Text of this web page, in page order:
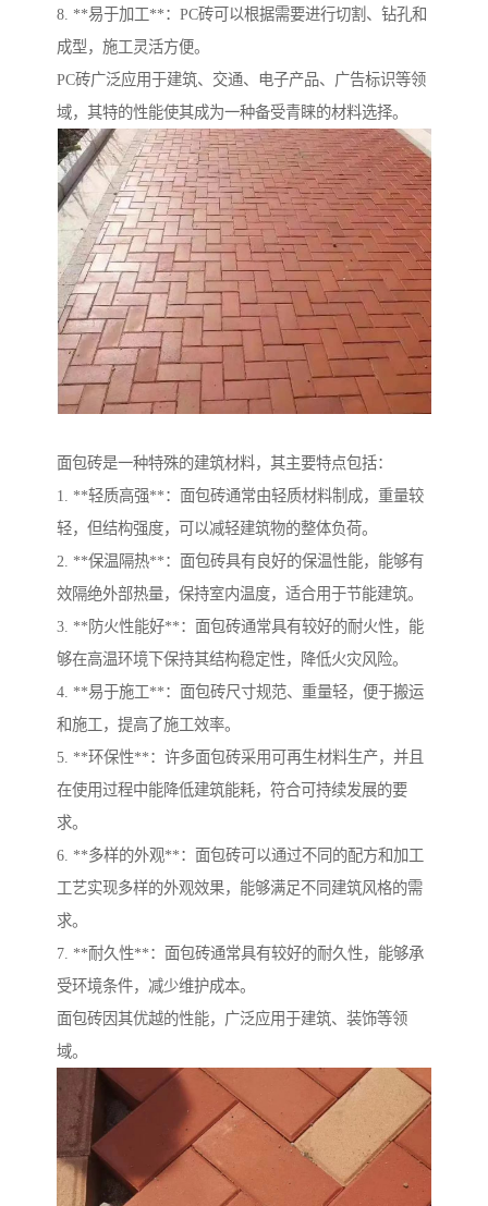
8. **易于加工**：PC砖可以根据需要进行切割、钻孔和
成型，施工灵活方便。
PC砖广泛应用于建筑、交通、电子产品、广告标识等领
域，其特的性能使其成为一种备受青睐的材料选择。
面包砖是一种特殊的建筑材料，其主要特点包括：
1. **轻质高强**：面包砖通常由轻质材料制成，重量较
轻，但结构强度，可以减轻建筑物的整体负荷。
2. **保温隔热**：面包砖具有良好的保温性能，能够有
效隔绝外部热量，保持室内温度，适合用于节能建筑。
3. **防火性能好**：面包砖通常具有较好的耐火性，能
够在高温环境下保持其结构稳定性，降低火灾风险。
4. **易于施工**：面包砖尺寸规范、重量轻，便于搬运
和施工，提高了施工效率。
5. **环保性**：许多面包砖采用可再生材料生产，并且
在使用过程中能降低建筑能耗，符合可持续发展的要
求。
6. **多样的外观**：面包砖可以通过不同的配方和加工
工艺实现多样的外观效果，能够满足不同建筑风格的需
求。
7. **耐久性**：面包砖通常具有较好的耐久性，能够承
受环境条件，减少维护成本。
面包砖因其优越的性能，广泛应用于建筑、装饰等领
域。